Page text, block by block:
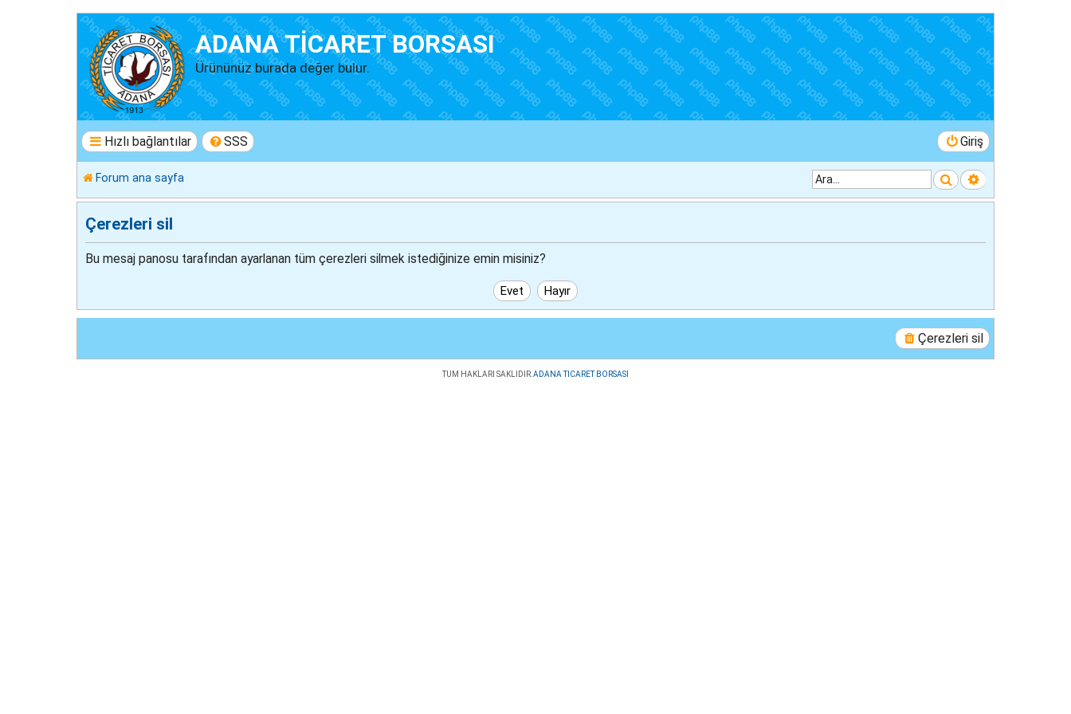
ADANA TİCARET BORSASI
Ürününüz burada değer bulur.
Hızlı bağlantılar SSS Giriş
Forum ana sayfa Ara Gelişmiş arama
Çerezleri sil
Bu mesaj panosu tarafından ayarlanan tüm çerezleri silmek istediğinize emin misiniz?
Çerezleri sil
TUM HAKLARI SAKLIDIR. ADANA TICARET BORSASI